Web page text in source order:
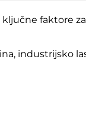
ključne faktore
industrijsko